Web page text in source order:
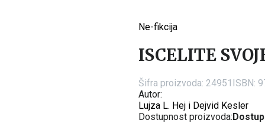
Ne-fikcija
ISCELITE
Šifra proizvoda: 24951 ISBN:
Autor:
Lujza L. Hej i Dejvid Kesler
Dostupnost proizvoda: